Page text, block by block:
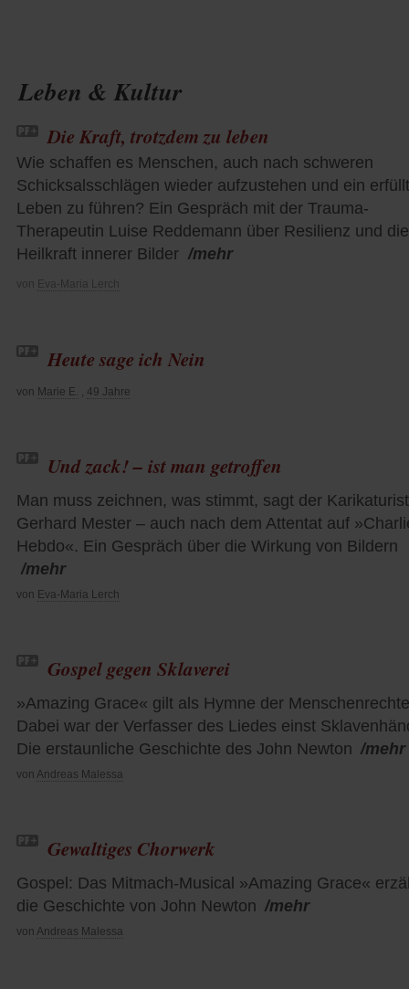
Leben & Kultur
Die Kraft, trotzdem zu leben
Wie schaffen es Menschen, auch nach schweren
Schicksalsschlägen wieder aufzustehen und ein
Leben zu führen? Ein Gespräch mit der Trauma-
Therapeutin Luise Reddemann über Resilienz und die
Heilkraft innerer Bilder /mehr
von Eva-Maria Lerch
Heute sage ich Nein
von Marie E. , 49 Jahre
Und zack! – ist man getroffen
Man muss zeichnen, was stimmt, sagt der Karikaturist
Gerhard Mester – auch nach dem Attentat auf
Hebdo«. Ein Gespräch über die Wirkung von Bildern
/mehr
von Eva-Maria Lerch
Gospel gegen Sklaverei
»Amazing Grace« gilt als Hymne der
Dabei war der Verfasser des Liedes einst
Die erstaunliche Geschichte des John Newton /mehr
von Andreas Malessa
Gewaltiges Chorwerk
Gospel: Das Mitmach-Musical »Amazing Grace«
die Geschichte von John Newton /mehr
von Andreas Malessa